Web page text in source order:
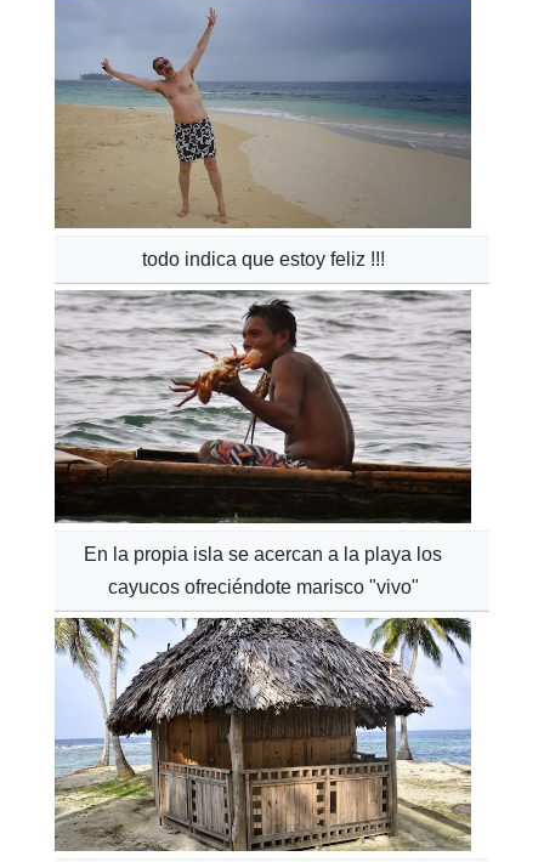
todo indica que estoy feliz !!!
En la propia isla se acercan a la playa los
cayucos ofreciéndote marisco "vivo"